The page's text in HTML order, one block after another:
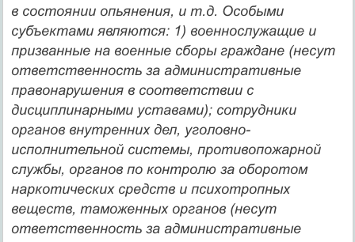
в состоянии опьянения, и т.д. Особыми
субъектамиявляются: 1) военнослужащие и
призванные на военные сборы граждане (несут
ответственность за административные
правонарушения в соответствии с
дисциплинарными уставами); сотрудники
органов внутренних дел, уголовно-
исполнительной системы, противопожарной
службы, органов по контролю за оборотом
наркотических средств и психотропных
веществ, таможенных органов (несут
ответственность за административные